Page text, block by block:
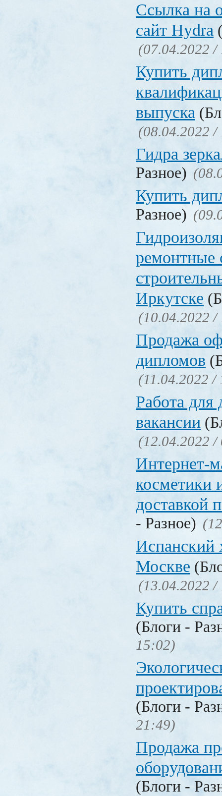
Ссылка на
сайт Hydra
(07.04.2022 /
Купить
выпуска
(08.04.2022 /
Гидра
Разное)
Купить
Разное)
ремонтные
Иркутске
(10.04.2022 /
Продажа
дипломов
(11.04.2022 /
Работа для
вакансии
(12.04.2022 /
Интернет-
косметики
доставкой
- Разное)
Испанский
Москве
(13.04.2022 /
Купить
(Блоги -
15:02)
(Блоги -
21:49)
Продажа
(Блоги -